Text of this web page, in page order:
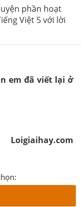
phần hoạt
Việt 5 với lời
em đã viết lại ở
Loigiaihay.com